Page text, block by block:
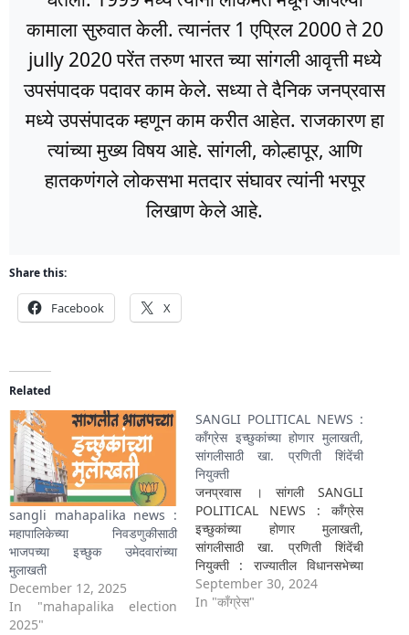
कामाला सुरुवात केली. त्यानंतर 1 एप्रिल 2000 ते 20
jully 2020 परेंत तरुण भारत च्या सांगली आवृत्ती मध्ये
उपसंपादक पदावर काम केले. सध्या ते दैनिक जनप्रवास
मध्ये उपसंपादक म्हणून काम करीत आहेत. राजकारण हा
त्यांच्या मुख्य विषय आहे. सांगली, कोल्हापूर, आणि
हातकणंगले लोकसभा मतदार संघावर त्यांनी भरपूर
लिखाण केले आहे.
Share this:
Facebook X
Related
sangli mahapalika news :
महापालिकेच्या निवडणुकीसाठी
भाजपच्या इच्छुक उमेदवारांच्या
मुलाखती
December 12, 2025
In "mahapalika election
2025"
SANGLI POLITICAL NEWS :
काँग्रेस इच्छुकांच्या होणार मुलाखती,
सांगलीसाठी खा. प्रणिती शिंदेंची
नियुक्ती
जनप्रवास । सांगली SANGLI
POLITICAL NEWS : काँग्रेस
इच्छुकांच्या होणार मुलाखती,
सांगलीसाठी खा. प्रणिती शिंदेंची
नियुक्ती : राज्यातील विधानसभेच्या
निवडणुकीसाठी काँग्रेस पक्षात जोरदार
हालचाली सुरू झाल्या आहेत. सांगली
September 30, 2024
In "काँग्रेस"